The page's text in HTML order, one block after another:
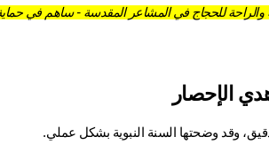
والراحة للحجاج في المشاعر المقدسة - ساهم في
الإحصار
وقد وضحتها السنة النبوية بشكل عملي.